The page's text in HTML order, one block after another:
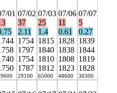
01 07/02
37
2.11
1754
1797
1754
1787
29100
07/03
25
1.4
1815
1840
1810
1812
65000
07/06
11
0.61
1828
1838
1808
1823
48600
07/07
5
0.27
1839
1844
1819
1828
30300